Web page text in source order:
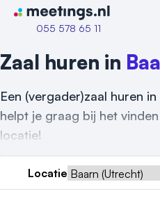
Naar home van Meetings
055 578 65 11
Zaal huren in
Een (vergader)zaal huren
helpt je graag bij het
locatie!
Locatie